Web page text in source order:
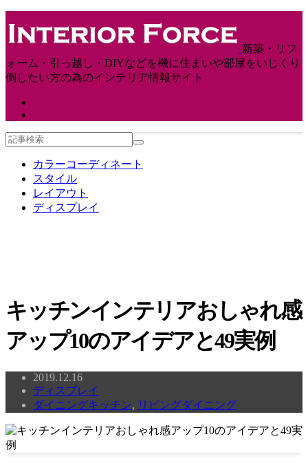
新築・リフ
ォーム・引っ越し・DIYなどを機に住まいや部屋をいじくり
倒したい方の為のインテリア情報サイト
カラーコーディネート
スタイル
レイアウト
ディスプレイ
キッチンインテリアおしゃれ感
アップ10のアイデアと49実例
2019.12.16
ディスプレイ
ダイニングキッチン, リビングダイニング